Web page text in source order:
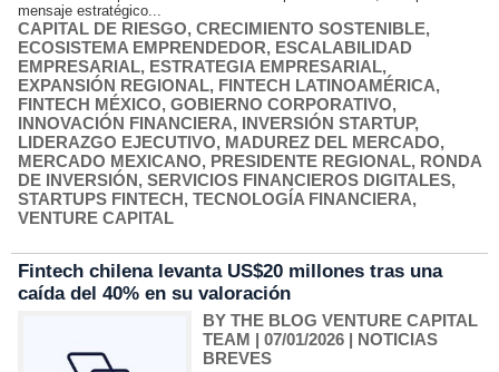
mensaje estratégico...
CAPITAL DE RIESGO, CRECIMIENTO SOSTENIBLE,
ECOSISTEMA EMPRENDEDOR, ESCALABILIDAD
EMPRESARIAL, ESTRATEGIA EMPRESARIAL,
EXPANSIÓN REGIONAL, FINTECH LATINOAMÉRICA,
FINTECH MÉXICO, GOBIERNO CORPORATIVO,
INNOVACIÓN FINANCIERA, INVERSIÓN STARTUP,
LIDERAZGO EJECUTIVO, MADUREZ DEL MERCADO,
MERCADO MEXICANO, PRESIDENTE REGIONAL, RONDA
DE INVERSIÓN, SERVICIOS FINANCIEROS DIGITALES,
STARTUPS FINTECH, TECNOLOGÍA FINANCIERA,
VENTURE CAPITAL
Fintech chilena levanta US$20 millones tras una
caída del 40% en su valoración
BY THE BLOG VENTURE CAPITAL
TEAM | 07/01/2026 | NOTICIAS
BREVES